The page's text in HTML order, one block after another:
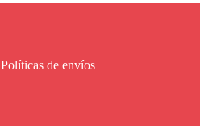
Políticas de envíos